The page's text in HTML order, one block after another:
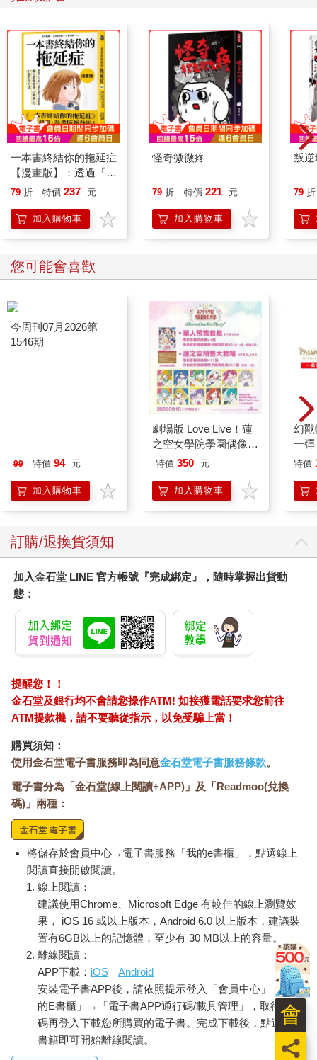
一本書終結你的拖延症
【漫畫版】：透過「小
行動」打開大腦的行動
「行動派」的37個科
學方法
79 折 特價 237 元
加入購物車
怪奇微微疼
79 折 特價 221 元
加入購物車
叛逆
79 折
您可能會喜歡
99 特價 94 元
加入購物車
劇場版 Love Live！蓮
之空女學院學園偶像俱
樂部 Bloom Garden
特價 350 元
加入購物車
幻
一彈
特價
訂購/退換貨須知
加入金石堂 LINE 官方帳號『完成綁定』，隨時掌握出貨動
態：
提醒您！！
金石堂及銀行均不會請您操作ATM! 如接獲電話要求您前往
ATM提款機，請不要聽從指示，以免受騙上當！
購買須知：
使用金石堂電子書服務即為同意金石堂電子書服務條款。
電子書分為「金石堂(線上閱讀+APP)」及「Readmoo(兌換
碼)」兩種：
將儲存於會員中心→電子書服務「我的e書櫃」，點選線上
閱讀直接開啟閱讀。
線上閱讀：
建議使用Chrome、Microsoft Edge 有較佳的線上瀏覽效
果， iOS 16 或以上版本，Android 6.0 以上版本，建議裝
置有6GB以上的記憶體，至少有 30 MB以上的容量。
離線閱讀：
APP下載： iOS
Android
安裝電子書APP後，請依照提示登入「會員中心」→「我
的E書櫃」→「電子書APP通行碼/載具管理」，取得通行
碼再登入下載您所購買的電子書。完成下載後，點選任一
書籍即可開始離線閱讀。
員
會